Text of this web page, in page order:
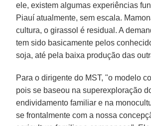
ele, existem algumas experiências
Piauí atualmente, sem escala.
cultura, o girassol é residual. A
tem sido basicamente pelos
soja, até pela baixa produção das
Para o dirigente do MST, "o modelo
pois se baseou na superexploração
endividamento familiar e na
se frontalmente com a nossa